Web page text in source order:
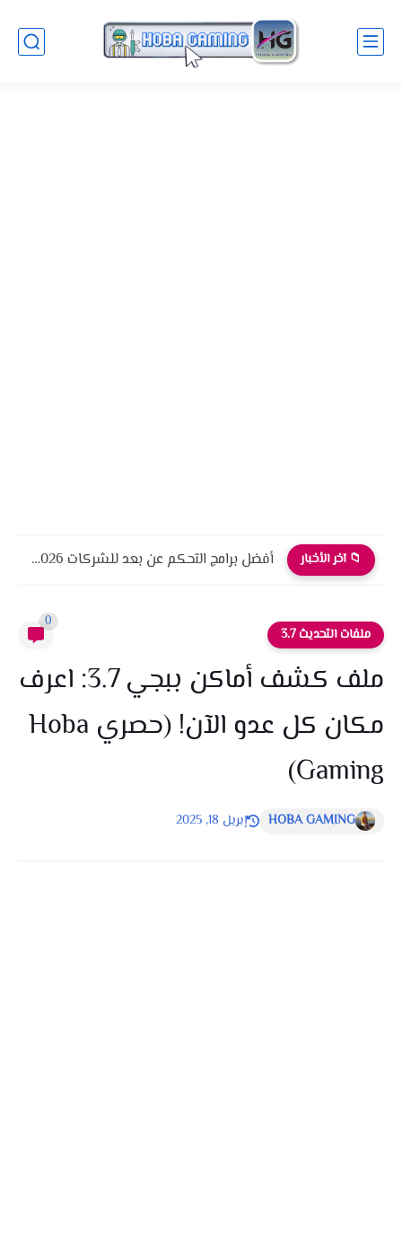
📁 آخر الأخبار أفضل برامج التحكم عن بعد للشركات 2026 أمان، أداء، واحترافية
ملفات التحديث 3.7
0
ملف كشف أماكن ببجي 3.7: اعرف
مكان كل عدو الآن! (حصري Hoba
Gaming)
HOBA GAMING إبريل 18, 2025